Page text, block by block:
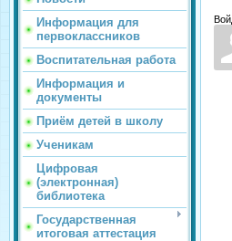
Информация для
первоклассников
Воспитательная работа
Информация и
документы
Приём детей в школу
Ученикам
Цифровая
(электронная)
библиотека
Государственная
итоговая аттестация